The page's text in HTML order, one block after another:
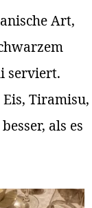
Art,
serviert.
Eis, Tiramisu,
als es